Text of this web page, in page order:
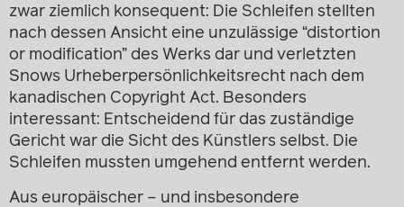
zwar ziemlich konsequent: Die Schleifen stellten
nach dessen Ansicht eine unzulässige “distortion
or modification” des Werks dar und verletzten
Snows Urheberpersönlichkeitsrecht nach dem
kanadischen Copyright Act. Besonders
interessant: Entscheidend für das zuständige
Gericht war die Sicht des Künstlers selbst. Die
Schleifen mussten umgehend entfernt werden.
Aus europäischer – und insbesondere